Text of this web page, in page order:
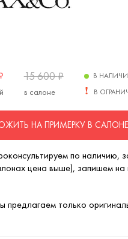
15 600₽
в салоне
В
В
НА ПРИМЕРКУ В САЛОНЕ
по наличию,
цена выше), запишем на
предлагаем только